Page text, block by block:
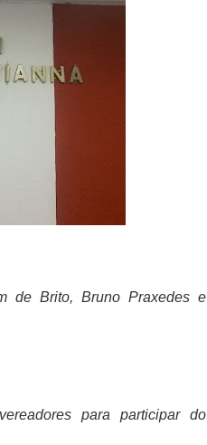
de Brito, Bruno Praxedes e
para participar do